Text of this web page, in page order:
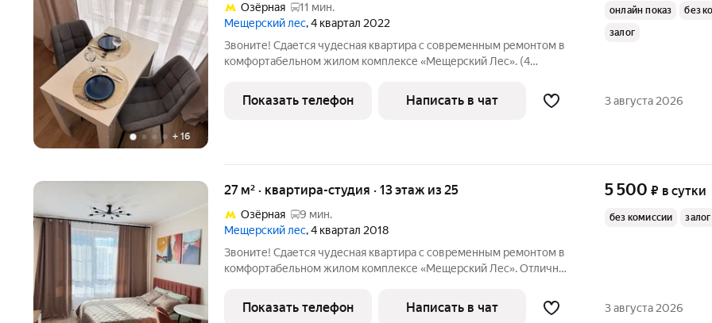
+ 16
Озёрная
11 мин.
Мещерский лес, 4 квартал 2022
Звоните! Сдается чудесная квартира с современным ремонтом в
комфортабельном жилом комплексе «Мещерский Лес». (4
«Говорово» находится в шаговой доступности (12 минут пешком).
До аэропорта
онлайн показ
без
залог
Показать телефон Написать в чат 3 августа 2026
27 м² · квартира-студия · 13 этаж из 25
Озёрная
9 мин.
Мещерский лес, 4 квартал 2018
Звоните! Сдается чудесная квартира с современным ремонтом в
комфортабельном жилом комплексе «Мещерский Лес». Отличный
расположение! Станция метро «Говорово» находится в шаговой
доступности
5 500 ₽ в сутки
без комиссии залог
Показать телефон Написать в чат 3 августа 2026